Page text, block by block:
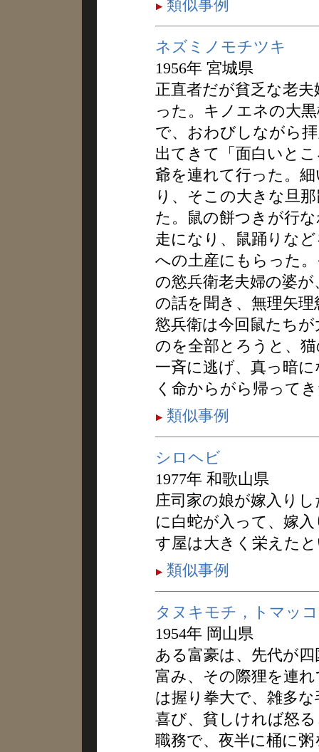
類似事例
ネズミノモチツキ
1956年 宮城県
正直者だが貧乏な老
った。キノエネの大
で、おわびしながら
出てきて「面白いと
爺を連れて行った。
り、そこの大きな旦
た。鼠の餅つきが行
走になり、鼠踊りな
への土産にもらった
の慾兵衛老夫婦の婆
の話を聞き、無理矢
慾兵衛は今回鼠たち
のを全部とろうと、
一斉に逃げ、真っ暗
く命からがら帰って
類似事例
シロヘビ
1977年 和歌山県
庄司家の娘が嫁入り
に白蛇が入って、嫁
す屋は大きく栄えた
類似事例
タヌキモチ，トマッ
1954年 岡山県
ある富豪は、先代が
富み、その際狸を連
は握り拳大で、雑多
喜び、貧しければ怒
職務で、夜半に桶に